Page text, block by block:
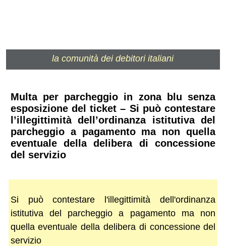
la comunità dei debitori italiani
Multa per parcheggio in zona blu senza
esposizione del ticket – Si può contestare
l’illegittimità dell’ordinanza istitutiva del
parcheggio a pagamento ma non quella
eventuale della delibera di concessione
del servizio
Si può contestare l'illegittimità dell'ordinanza
istitutiva del parcheggio a pagamento ma non
quella eventuale della delibera di concessione del
servizio